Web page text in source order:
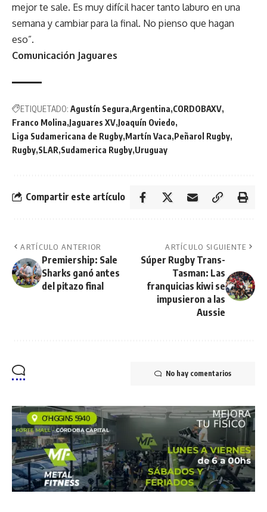
mejor te sale. Es muy difícil hacer tanto laburo en una
semana y cambiar para la final. No pienso que hagan
eso”.
Comunicación Jaguares
ETIQUETADO: Agustín Segura Argentina CORDOBAXV
Franco Molina Jaguares XV Joaquín Oviedo
Liga Sudamericana de Rugby Martín Vaca Peñarol Rugby
Rugby SLAR Sudamerica Rugby Uruguay
Compartir este artículo
ARTÍCULO ANTERIOR
Premiership: Sale
Sharks ganó antes
del pitazo final
ARTÍCULO SIGUIENTE
Súper Rugby Trans-
Tasman: Las
franquicias kiwi se
impusieron a las
Aussie
No hay comentarios